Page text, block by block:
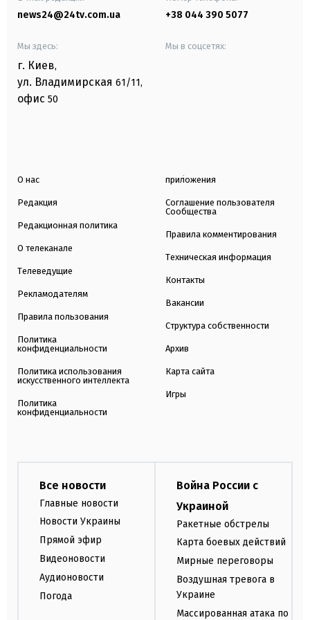
news24@24tv.com.ua +38 044 390 5077
Мы здесь:
г. Киев,
ул. Владимирская 61/11,
офис 50
Мы в соцсетях:
О нас
Редакция
Редакционная политика
О телеканале
Телеведущие
Рекламодателям
Правила пользования
Политика
конфиденциальности
Политика использования
искусственного интеллекта
Политика
конфиденциальности
приложения
Соглашение пользователя
Сообщества
Правила комментирования
Техническая информация
Контакты
Вакансии
Структура собственности
Архив
Карта сайта
Игры
Все новости
Главные новости
Новости Украины
Прямой эфир
Видеоновости
Аудионовости
Погода
Война России с
Украиной
Ракетные обстрелы
Карта боевых действий
Мирные переговоры
Воздушная тревога в
Украине
Массированная атака по